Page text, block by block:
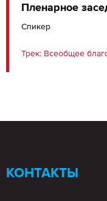
Пленарное
Спикер
Трек: Всеобщее
КОНТАКТЫ